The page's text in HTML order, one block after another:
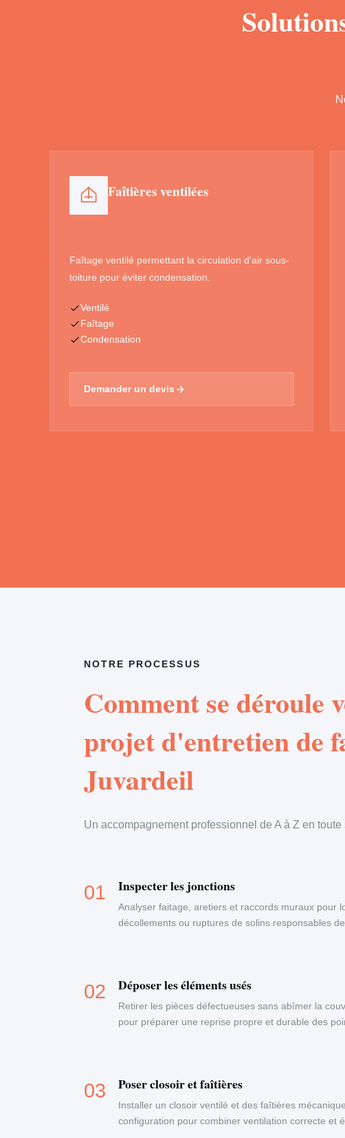
Faîtières ventilées
Faîtage ventilé permettant la circulation d'air sous-
toiture pour éviter condensation.
Ventilé
Faîtage
Condensation
Demander un devis
NOTRE PROCESSUS
Comment se déroule
projet d'entretien de
Juvardeil
Un accompagnement professionnel de A à Z en toute
Inspecter les jonctions
Analyser faitage, aretiers et raccords muraux pour
décollements ou ruptures de solins responsables
Déposer les éléments usés
Retirer les pièces défectueuses sans abîmer la
pour préparer une reprise propre et durable des
Poser closoir et faîtières
Installer un closoir ventilé et des faîtières
configuration pour combiner ventilation correcte et